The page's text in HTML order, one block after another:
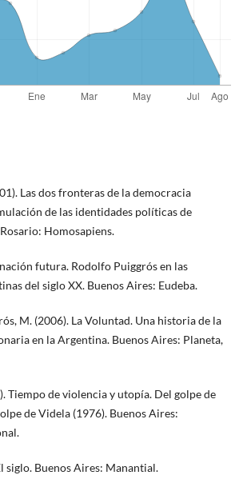
Las dos fronteras de la democracia
de las identidades políticas de
Homosapiens.
futura. Rodolfo Puiggrós en las
del siglo XX. Buenos Aires: Eudeba.
M. (2006). La Voluntad. Una historia de la
en la Argentina. Buenos Aires: Planeta,
Tiempo de violencia y utopía. Del golpe de
de Videla (1976). Buenos Aires:
siglo. Buenos Aires: Manantial.